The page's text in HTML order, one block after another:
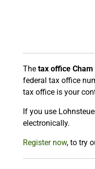
The tax office
federal tax office
tax office is your
If you use
electronically.
Register now, to try